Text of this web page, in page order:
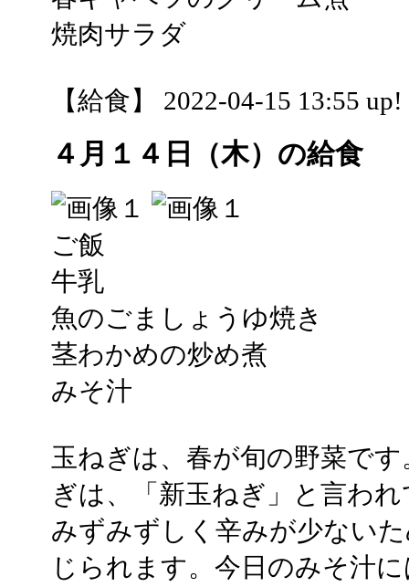
焼肉サラダ
【給食】 2022-04-15 13:55 up!
４月１４日（木）の給食
ご飯
牛乳
魚のごましょうゆ焼き
茎わかめの炒め煮
みそ汁
玉ねぎは、春が旬の野菜で
ぎは、「新玉ねぎ」と言わ
みずみずしく辛みが少ない
じられます。今日のみそ汁